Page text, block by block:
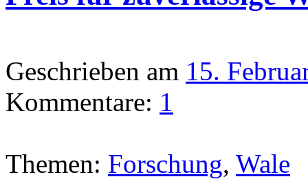
Geschrieben am 15.
Kommentare: 1
Themen: Forschung, Wale